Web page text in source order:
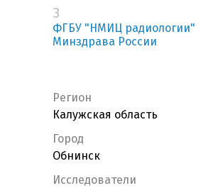
3
ФГБУ "НМИЦ радиологии"
Минздрава России
Регион
Калужская область
Город
Обнинск
Исследователи